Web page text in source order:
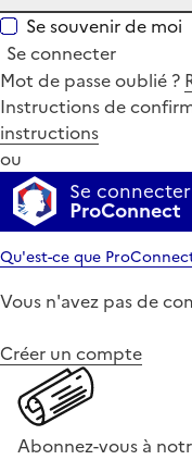
Se souvenir de moi
Se connecter
Mot de passe oublié ?
Instructions de
instructions
ou
Se
ProConnect
Qu'est-ce que
Vous n'avez pas de
Créer un compte
Abonnez-vous à